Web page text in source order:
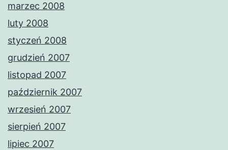
marzec 2008
luty 2008
styczeń 2008
grudzień 2007
listopad 2007
październik 2007
wrzesień 2007
sierpień 2007
lipiec 2007